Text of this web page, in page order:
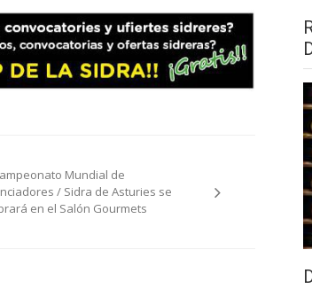
Mundial de
/ Sidra de Asturies se
en el Salón Gourmets